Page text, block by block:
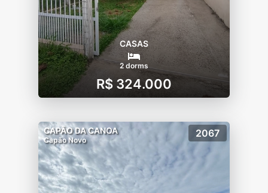
CASAS
2 dorms
R$ 324.000
CAPÃO DA CANOA
Capão Novo
2067